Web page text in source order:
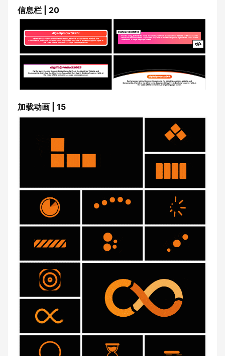
信息栏 | 20
加载动画 | 15